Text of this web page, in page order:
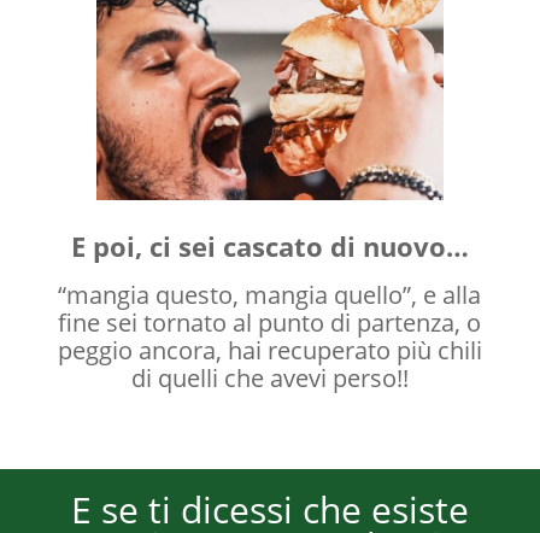
E poi, ci sei cascato di nuovo…
“mangia questo, mangia quello”, e alla
fine sei tornato al punto di partenza, o
peggio ancora, hai recuperato più chili
di quelli che avevi perso!!
E se ti dicessi che esiste